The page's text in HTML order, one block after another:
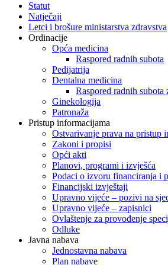
Statut
Natječaji
Letci i brošure ministarstva zdravstva
Ordinacije
Opća medicina
Raspored radnih subota
Pedijatrija
Dentalna medicina
Raspored radnih
Ginekologija
Patronaža
Pristup informacijama
Ostvarivanje prava na pristup
Zakoni i propisi
Opći akti
Planovi, programi i izvješća
Podaci o izvoru financiranja i
Financijski izvještaji
Upravno vijeće – pozivi na
Upravno vijeće – zapisnici
Ovlaštenje za provođenje
Odluke
Javna nabava
Jednostavna nabava
Plan nabave